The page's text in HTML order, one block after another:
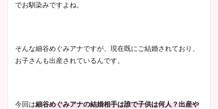
でお馴染みですよね。
そんな細谷めぐみアナですが、現在既にご結婚されており、
お子さんも出産されているんです。
今回は細谷めぐみアナの結婚相手は誰で子供は何人？出産や